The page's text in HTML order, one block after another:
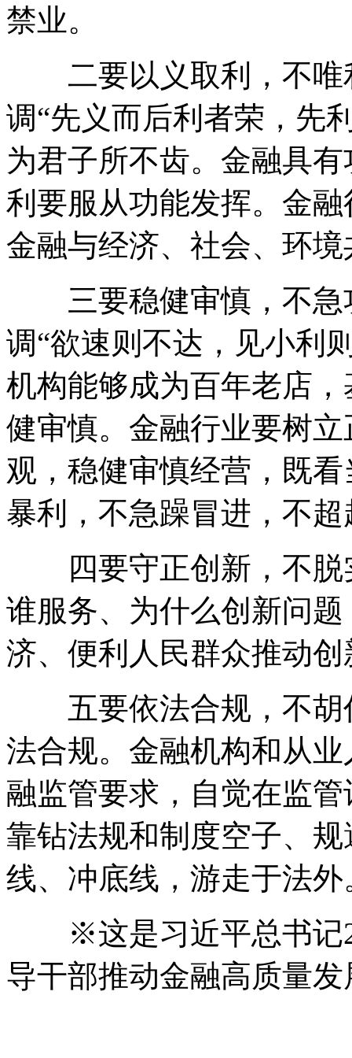
禁业。
二要以义取利，不唯
调“先义而后利者荣，先
为君子所不齿。金融具
利要服从功能发挥。金
金融与经济、社会、环
三要稳健审慎，不急
调“欲速则不达，见小利
机构能够成为百年老店
健审慎。金融行业要树
观，稳健审慎经营，既
暴利，不急躁冒进，不
四要守正创新，不脱
谁服务、为什么创新问
济、便利人民群众推动
五要依法合规，不胡
法合规。金融机构和从
融监管要求，自觉在监
靠钻法规和制度空子、
线、冲底线，游走于法外
※这是习近平总书记
导干部推动金融高质量